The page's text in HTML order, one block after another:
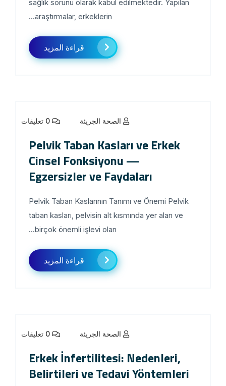
sağlık sorunu olarak kabul edilmektedir. Yapılan
araştırmalar, erkeklerin...
قراءة المزيد
الصحة الجريئة
Pelvik Taban Kasları ve Erkek
Cinsel Fonksiyonu —
Egzersizler ve Faydaları
Pelvik Taban Kaslarının Tanımı ve Önemi Pelvik
taban kasları, pelvisin alt kısmında yer alan ve
birçok önemli işlevi olan...
قراءة المزيد
الصحة الجريئة
Erkek İnfertilitesi: Nedenleri,
Belirtileri ve Tedavi Yöntemleri